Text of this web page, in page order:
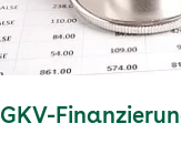
GKV-